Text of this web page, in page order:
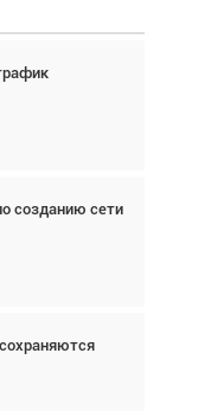
созданию сети
и БПЛА в